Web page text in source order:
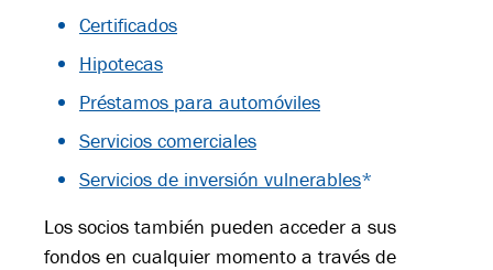
Certificados
Hipotecas
Préstamos para automóviles
Servicios comerciales
Servicios de inversión vulnerables*
Los socios también pueden acceder a sus
fondos en cualquier momento a través de